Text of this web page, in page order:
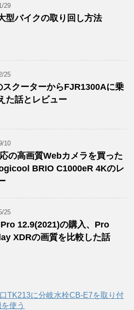
29
型バイクの取り回し方法
25
スクーターからFJR1300Aに乗
た話とレビュー
10
の高画質Webカメラを買った
BRIO C1000eR 4Kのレ
25
12.9(2021)の購入、Pro
XDRの画質を比較した話
TK213に分岐水栓CB-E7を取り付
使う